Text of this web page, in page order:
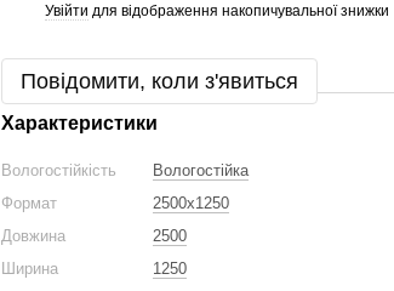
Увійти для відображення накопичувальної знижки
Повідомити, коли з'явиться
Характеристики
Вологостійкість
Вологостійка
Формат
2500x1250
Довжина
2500
Ширина
1250